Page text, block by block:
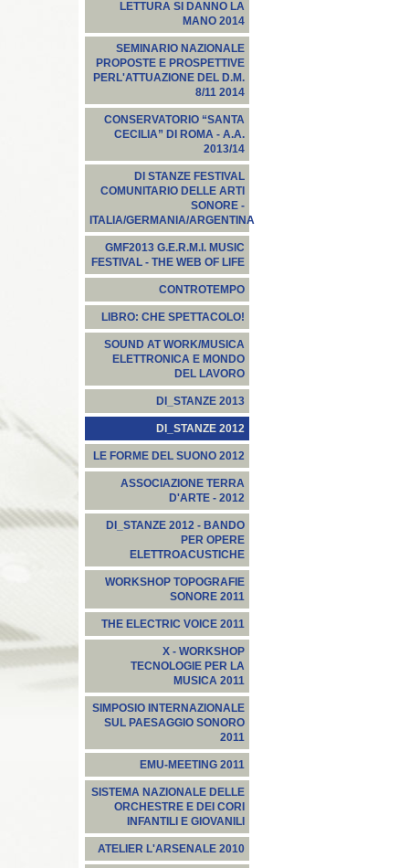
LETTURA SI DANNO LA
MANO 2014
SEMINARIO NAZIONALE
PROPOSTE E PROSPETTIVE
PERL'ATTUAZIONE DEL D.M.
8/11 2014
CONSERVATORIO “SANTA
CECILIA” DI ROMA - A.A.
2013/14
DI STANZE FESTIVAL
COMUNITARIO DELLE ARTI
SONORE -
ITALIA/GERMANIA/ARGENTINA
GMF2013 G.E.R.M.I. MUSIC
FESTIVAL - THE WEB OF LIFE
CONTROTEMPO
LIBRO: CHE SPETTACOLO!
SOUND AT WORK/MUSICA
ELETTRONICA E MONDO
DEL LAVORO
DI_STANZE 2013
DI_STANZE 2012
LE FORME DEL SUONO 2012
ASSOCIAZIONE TERRA
D'ARTE - 2012
DI_STANZE 2012 - BANDO
PER OPERE
ELETTROACUSTICHE
WORKSHOP TOPOGRAFIE
SONORE 2011
THE ELECTRIC VOICE 2011
X - WORKSHOP
TECNOLOGIE PER LA
MUSICA 2011
SIMPOSIO INTERNAZIONALE
SUL PAESAGGIO SONORO
2011
EMU-MEETING 2011
SISTEMA NAZIONALE DELLE
ORCHESTRE E DEI CORI
INFANTILI E GIOVANILI
ATELIER L'ARSENALE 2010